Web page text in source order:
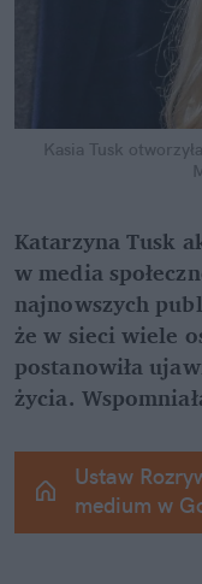
Kasia Tusk
Katarzyna Tusk
w media
najnowszych
że w sieci wiele
postanowiła
życia.
Ustaw
medium w